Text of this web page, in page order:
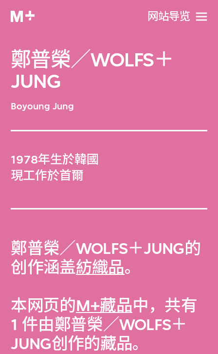
网站导览
鄭普榮／WOLFS＋
JUNG
Boyoung Jung
1978年生於韓國
現工作於首爾
鄭普榮／WOLFS＋JUNG的
创作涵盖紡織品。
本网页的M+藏品中，共有
1 件由鄭普榮／WOLFS＋
JUNG创作的藏品。